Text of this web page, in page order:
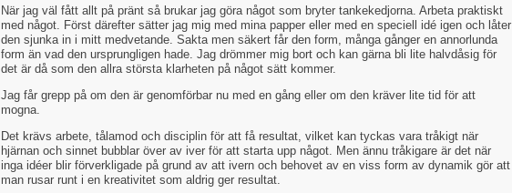
När jag väl fått allt på pränt så brukar jag göra något som bryter tankekedjorna. Arbeta praktiskt
med något. Först därefter sätter jag mig med mina papper eller med en speciell idé igen och låter
den sjunka in i mitt medvetande. Sakta men säkert får den form, många gånger en annorlunda
form än vad den ursprungligen hade. Jag drömmer mig bort och kan gärna bli lite halvdåsig för
det är då som den allra största klarheten på något sätt kommer.
Jag får grepp på om den är genomförbar nu med en gång eller om den kräver lite tid för att
mogna.
Det krävs arbete, tålamod och disciplin för att få resultat, vilket kan tyckas vara tråkigt när
hjärnan och sinnet bubblar över av iver för att starta upp något. Men ännu tråkigare är det när
inga idéer blir förverkligade på grund av att ivern och behovet av en viss form av dynamik gör att
man rusar runt i en kreativitet som aldrig ger resultat.